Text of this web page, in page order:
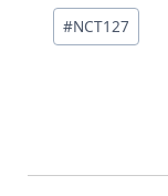
投
稿
#NCT127